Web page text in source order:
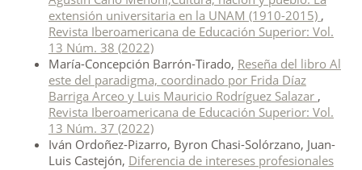
extensión universitaria en la UNAM (1910-2015) ,
Revista Iberoamericana de Educación Superior: Vol.
13 Núm. 38 (2022)
María-Concepción Barrón-Tirado, Reseña del libro Al
este del paradigma, coordinado por Frida Díaz
Barriga Arceo y Luis Mauricio Rodríguez Salazar ,
Revista Iberoamericana de Educación Superior: Vol.
13 Núm. 37 (2022)
Iván Ordoñez-Pizarro, Byron Chasi-Solórzano, Juan-
Luis Castejón, Diferencia de intereses profesionales